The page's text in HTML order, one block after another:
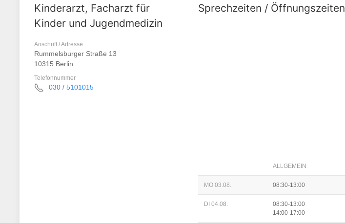
Kinderarzt, Facharzt für
Kinder und Jugendmedizin
Anschrift / Adresse
Rummelsburger Straße 13
10315 Berlin
Telefonnummer
030 / 5101015
Sprechzeiten / Öffnungszeiten
ALLGEMEIN
MO 03.08. 08:30-13:00
DI 04.08.
08:30-13:00
14:00-17:00